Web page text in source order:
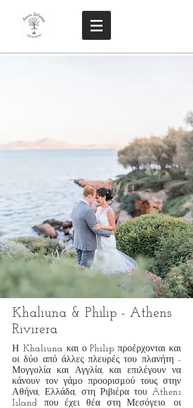
Khaliuna & Philip - Athens
Rivirera
Η Khaliuna και ο Philip προέρχονται και
οι δύο από άλλες πλευρές του πλανήτη -
Μογγολία και Αγγλία, και επιλέγουν να
κάνουν τον γάμο προορισμού τους στην
Αθήνα, Ελλάδα, στη Ριβιέρα του Athens
Island που έχει θέα στη Μεσόγειο. οι